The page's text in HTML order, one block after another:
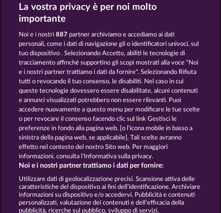
BALTHAZAR BOOKS AND BOUNTIES
THE BLACK BOOK OF PIRATES
Termini e condizioni
Informativa sulla privacy Note legali
Società FAQ Facebook
Invia richiesta di recesso
La vostra privacy è per noi molto
importante
Noi e i nostri887 partner archiviamo e accediamo ai dati
personali, come i dati di navigazione gli o identificatori univoci, sul
tuo dispositivo . Selezionando Accetto, abiliti le tecnologie di
tracciamento affinché supportino gli scopi mostrati alla voce "Noi
e i nostri partner trattiamo i dati da fornire". Selezionando Rifiuta
tutti o revocando il tuo consenso, le disabiliti. Nel caso in cui
queste tecnologie dovessero essere disabilitate, alcuni contenuti
e annunci visualizzati potrebbero non essere rilevanti. Puoi
accedere nuovamente a questo menu per modificare le tue scelte
o per revocare il consenso facendo clic sul link Gestisci le
preferenze in fondo alla pagina web. [o l'icona mobile in basso a
sinistra della pagina web, se applicabile]. Tali scelte avranno
effetto nel contesto del nostro Sito web. Per maggiori
informazioni, consulta l'Informativa sulla privacy.
Noi e i nostri partner trattiamo i dati per fornire:
Utilizzare dati di geolocalizzazione precisi. Scansione attiva delle
caratteristiche del dispositivo ai fini dell’identificazione. Archiviare
informazioni su dispositivo e/o accedervi. Pubblicità e contenuti
personalizzati, valutazione dei contenuti e dell’efficacia della
pubblicità, ricerche sul pubblico, sviluppo di servizi.